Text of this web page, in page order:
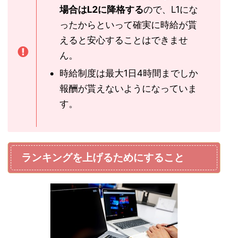
場合はL2に降格するので、L1にな
ったからといって確実に時給が貰
えると安心することはできませ
ん。
時給制度は最大1日4時間までしか
報酬が貰えないようになっていま
す。
ランキングを上げるためにすること